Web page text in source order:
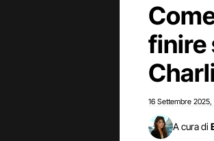
finire
16 Settembre 2025
A cura di